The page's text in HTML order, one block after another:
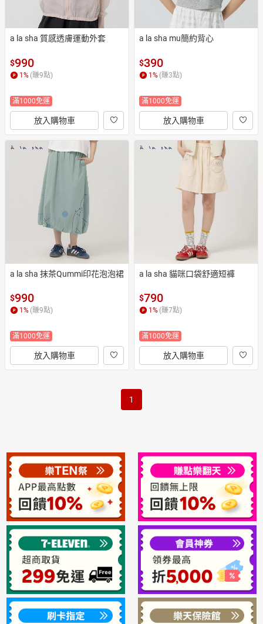
a la sha 質感透膚運動外套
$990
1% (賺9點)
滿1000免運
放入購物車
a la sha mu簡約背心
$390
1% (賺3點)
滿1000免運
放入購物車
a la sha 抹茶Qummi印花泡泡裙
$990
1 % (賺9點)
滿1000免運
放入購物車
a la sha 貓咪口袋舒適短褲
$790
1 % (賺7點)
滿1000免運
放入購物車
1